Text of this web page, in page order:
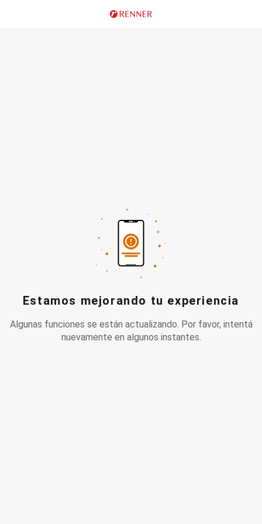
Estamos mejorando tu experiencia
Algunas funciones se están actualizando. Por favor, intentá
nuevamente en algunos instantes.